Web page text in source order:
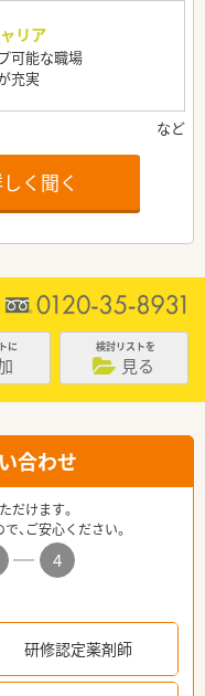
リア
可能な職場
充実
く聞く
に 検討リストを
見る
合わせ
だけます。
、ご安心ください。
4
研修認定薬剤師